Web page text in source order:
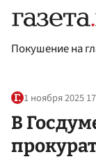
Покушение на
1 ноября 2025
В